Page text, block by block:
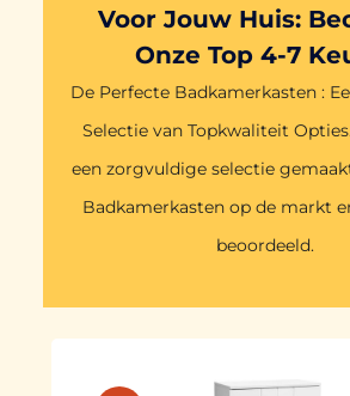
Voor Jouw Huis:
Onze Top 4-7
De Perfecte Badkamerkasten :
Selectie van Topkwaliteit
een zorgvuldige selectie
Badkamerkasten op de markt
beoordeeld.